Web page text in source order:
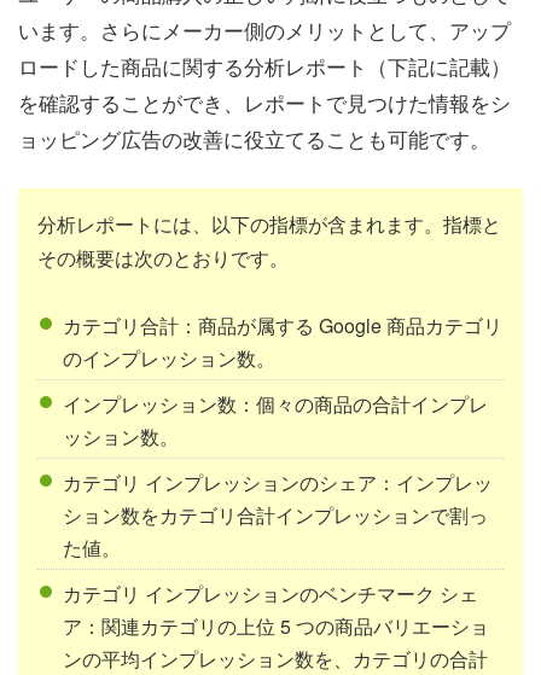
います。さらにメーカー側のメリットとして、アップ
ロードした商品に関する分析レポート（下記に記載）
を確認することができ、レポートで見つけた情報をシ
ョッピング広告の改善に役立てることも可能です。
分析レポートには、以下の指標が含まれます。指標と
その概要は次のとおりです。
カテゴリ合計：商品が属する Google 商品カテゴリ
のインプレッション数。
インプレッション数：個々の商品の合計インプレ
ッション数。
カテゴリ インプレッションのシェア：インプレッ
ション数をカテゴリ合計インプレッションで割っ
た値。
カテゴリ インプレッションのベンチマーク シェ
ア：関連カテゴリの上位 5 つの商品バリエーショ
ンの平均インプレッション数を、カテゴリの合計